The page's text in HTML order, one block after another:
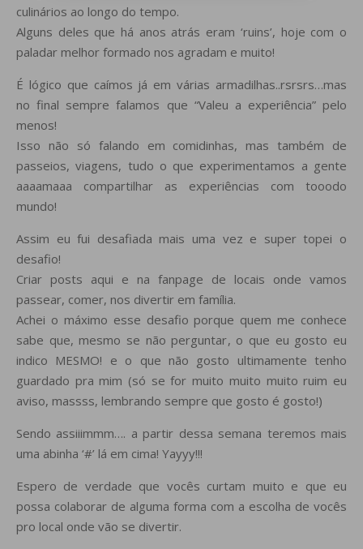
culinários ao longo do tempo.
Alguns deles que há anos atrás eram ‘ruins’, hoje com o
paladar melhor formado nos agradam e muito!
É lógico que caímos já em várias armadilhas..rsrsrs…mas
no final sempre falamos que “Valeu a experiência” pelo
menos!
Isso não só falando em comidinhas, mas também de
passeios, viagens, tudo o que experimentamos a gente
aaaamaaa compartilhar as experiências com tooodo
mundo!
Assim eu fui desafiada mais uma vez e super topei o
desafio!
Criar posts aqui e na fanpage de locais onde vamos
passear, comer, nos divertir em família.
Achei o máximo esse desafio porque quem me conhece
sabe que, mesmo se não perguntar, o que eu gosto eu
indico MESMO! e o que não gosto ultimamente tenho
guardado pra mim (só se for muito muito muito ruim eu
aviso, massss, lembrando sempre que gosto é gosto!)
Sendo assiiimmm…. a partir dessa semana teremos mais
uma abinha ‘#’ lá em cima! Yayyy!!!
Espero de verdade que vocês curtam muito e que eu
possa colaborar de alguma forma com a escolha de vocês
pro local onde vão se divertir.